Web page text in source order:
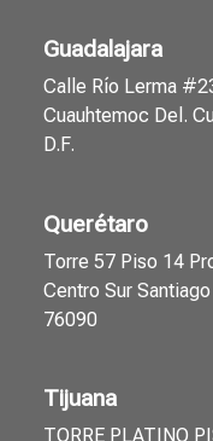
Guadalajara
Calle Río Lerma
Cuauhtemoc Del.
D.F.
Querétaro
Torre 57 Piso 14
Centro Sur
76090
Tijuana
TORRE PLATINO